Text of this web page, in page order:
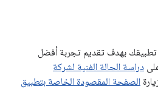
تطبيقك بهدف تقديم تجربة أفضل
دراسة الحالة الفنية لشركة
الصفحة المقصودة الخاصة بتطبيق